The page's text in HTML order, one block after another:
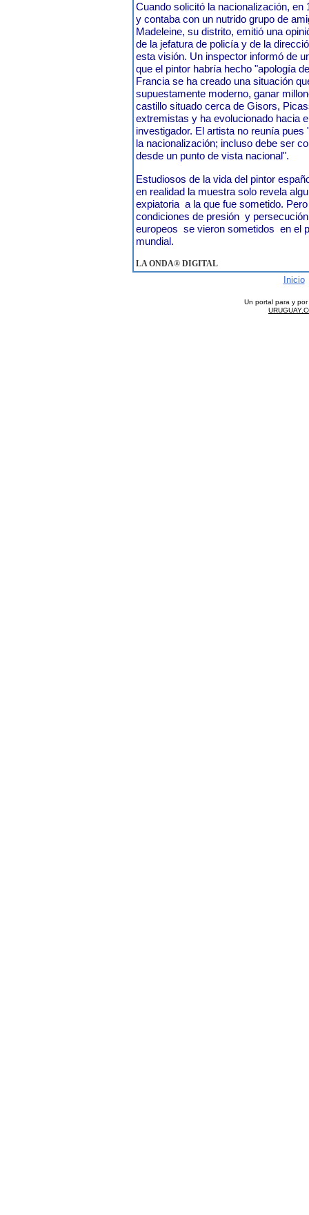
Cuando solicitó la nacionalización,
y contaba con un nutrido grupo de
Madeleine, su distrito, emitió una
de la jefatura de policía y de la
esta visión. Un inspector informó de
que el pintor habría hecho "apología
Francia se ha creado una situación
supuestamente moderno, ganar
castillo situado cerca de Gisors,
extremistas y ha evolucionado hacia
investigador. El artista no reunía
la nacionalización; incluso debe ser
desde un punto de vista nacional".
Estudiosos de la vida del pintor
en realidad la muestra solo revela
expiatoria a la que fue sometido.
condiciones de presión y
europeos se vieron sometidos en el
mundial.
LA ONDA® DIGITAL
Inicio
Un portal para y